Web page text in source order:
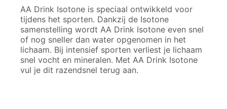
AA Drink Isotone is speciaal ontwikkeld voor
tijdens het sporten. Dankzij de Isotone
samenstelling wordt AA Drink Isotone even snel
of nog sneller dan water opgenomen in het
lichaam. Bij intensief sporten verliest je lichaam
snel vocht en mineralen. Met AA Drink Isotone
vul je dit razendsnel terug aan.